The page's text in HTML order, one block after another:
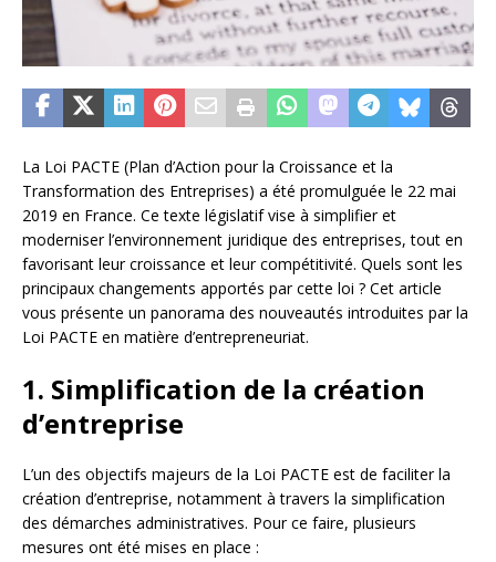
La Loi PACTE (Plan d’Action pour la Croissance et la
Transformation des Entreprises) a été promulguée le 22 mai
2019 en France. Ce texte législatif vise à simplifier et
moderniser l’environnement juridique des entreprises, tout en
favorisant leur croissance et leur compétitivité. Quels sont les
principaux changements apportés par cette loi ? Cet article
vous présente un panorama des nouveautés introduites par la
Loi PACTE en matière d’entrepreneuriat.
1. Simplification de la création
d’entreprise
L’un des objectifs majeurs de la Loi PACTE est de faciliter la
création d’entreprise, notamment à travers la simplification
des démarches administratives. Pour ce faire, plusieurs
mesures ont été mises en place :